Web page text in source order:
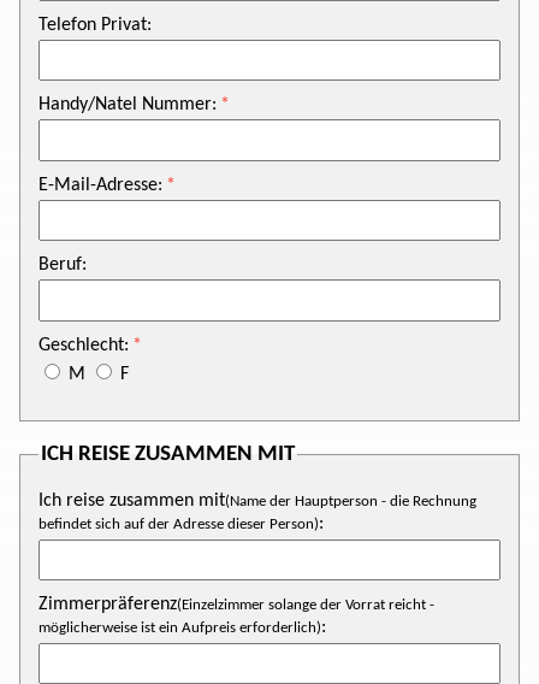
Telefon Privat:
Handy/Natel Nummer:
E-Mail-Adresse:
Beruf:
Geschlecht:
M
F
ICH REISE ZUSAMMEN MIT
Ich reise zusammen mit(Name der Hauptperson - die Rechnung
befindet sich auf der Adresse dieser Person):
Zimmerpräferenz(Einzelzimmer solange der Vorrat reicht -
möglicherweise ist ein Aufpreis erforderlich):